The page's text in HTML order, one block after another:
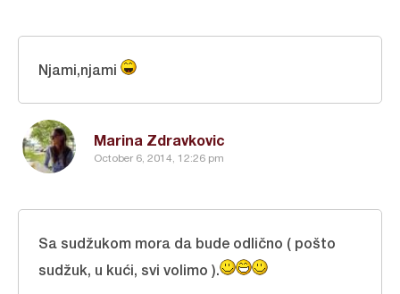
Marina Zdravkovic
October 6, 2014, 12:26 pm
Njami,njami
Sa sudžukom mora da bude odlično ( pošto
sudžuk, u kući, svi volimo ).